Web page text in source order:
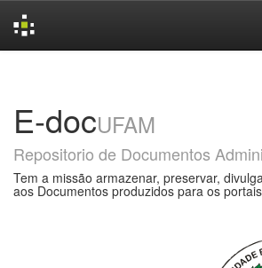
E-docUFAM
Repositorio de Documentos
Tem a missão armazenar, preservar,
aos Documentos produzidos para os